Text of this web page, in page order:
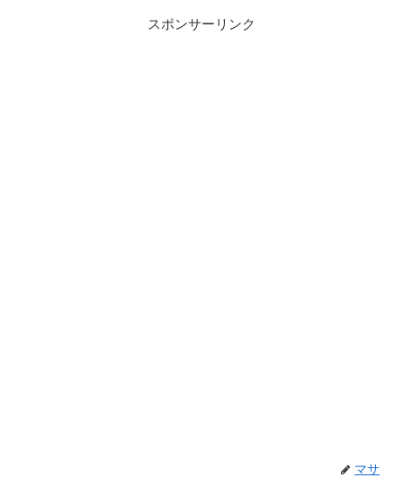
スポンサーリンク
マサ